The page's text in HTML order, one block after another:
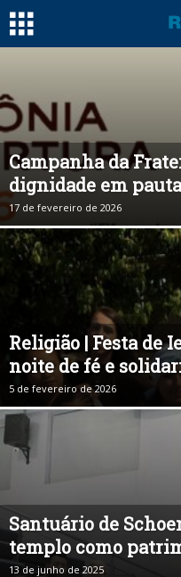
Campanha da
dignidade em
17 de fevereiro de 2026
Religião | Festa de
noite de fé e
5 de fevereiro de 2026
Santuário de
templo como
13 de junho de 2025